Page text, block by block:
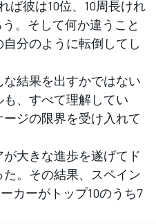
ば彼は10位、10周長けれ
。そして何か違うこと
分のように転倒してし
な結果を出すかではない
、すべて理解してい
ジの限界を受け入れて
大きな進歩を遂げてド
。その結果、スペイン
カーがトップ10のうち7